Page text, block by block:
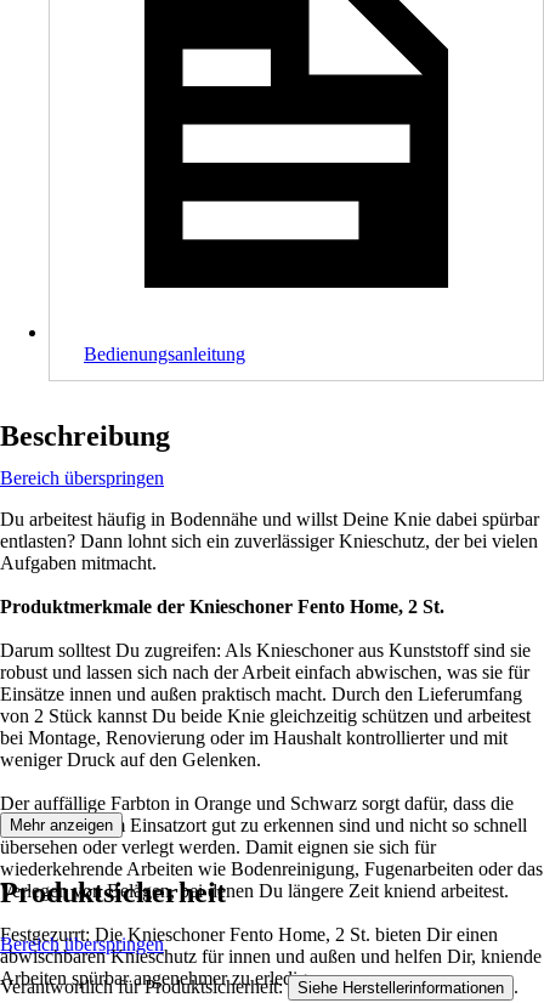
Bedienungsanleitung
Beschreibung
Bereich überspringen
Du arbeitest häufig in Bodennähe und willst Deine Knie dabei spürbar
entlasten? Dann lohnt sich ein zuverlässiger Knieschutz, der bei vielen
Aufgaben mitmacht.
Produktmerkmale der Knieschoner Fento Home, 2 St.
Darum solltest Du zugreifen: Als Knieschoner aus Kunststoff sind sie
robust und lassen sich nach der Arbeit einfach abwischen, was sie für
Einsätze innen und außen praktisch macht. Durch den Lieferumfang
von 2 Stück kannst Du beide Knie gleichzeitig schützen und arbeitest
bei Montage, Renovierung oder im Haushalt kontrollierter und mit
weniger Druck auf den Gelenken.
Der auffällige Farbton in Orange und Schwarz sorgt dafür, dass die
Knieschoner am Einsatzort gut zu erkennen sind und nicht so schnell
übersehen oder verlegt werden. Damit eignen sie sich für
wiederkehrende Arbeiten wie Bodenreinigung, Fugenarbeiten oder das
Verlegen von Belägen, bei denen Du längere Zeit kniend arbeitest.
Festgezurrt: Die Knieschoner Fento Home, 2 St. bieten Dir einen
abwischbaren Knieschutz für innen und außen und helfen Dir, kniende
Arbeiten spürbar angenehmer zu erledigen.
Mehr anzeigen
Produktsicherheit
Bereich überspringen
Verantwortlich für Produktsicherheit: Siehe Herstellerinformationen .